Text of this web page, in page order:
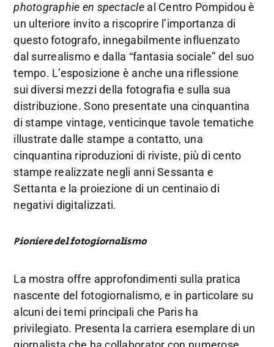
photographie en spectacle al Centro Pompidou è
un ulteriore invito a riscoprire l’importanza di
questo fotografo, innegabilmente influenzato
dal surrealismo e dalla “fantasia sociale” del suo
tempo. L’esposizione è anche una riflessione
sui diversi mezzi della fotografia e sulla sua
distribuzione. Sono presentate una cinquantina
di stampe vintage, venticinque tavole tematiche
illustrate dalle stampe a contatto, una
cinquantina riproduzioni di riviste, più di cento
stampe realizzate negli anni Sessanta e
Settanta e la proiezione di un centinaio di
negativi digitalizzati.
Pioniere del fotogiornalismo
La mostra offre approfondimenti sulla pratica
nascente del fotogiornalismo, e in particolare su
alcuni dei temi principali che Paris ha
privilegiato. Presenta la carriera esemplare di un